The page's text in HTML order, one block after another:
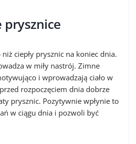
prysznice
ciepły prysznic na koniec dnia.
w miły nastrój. Zimne
i wprowadzają ciało w
rozpoczęciem dnia dobrze
prysznic. Pozytywnie wpłynie to
w ciągu dnia i pozwoli być